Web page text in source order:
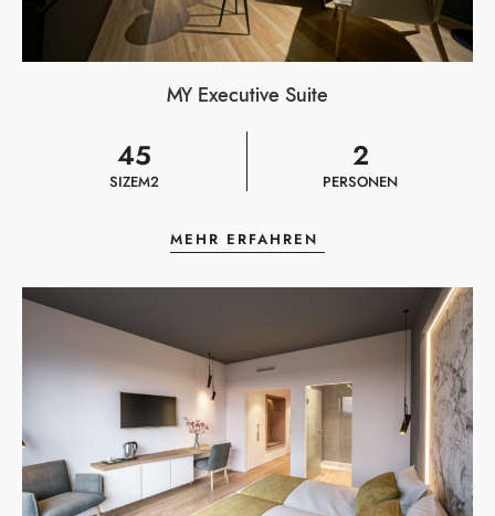
MY Executive Suite
45
SIZEM2
2
PERSONEN
MEHR ERFAHREN